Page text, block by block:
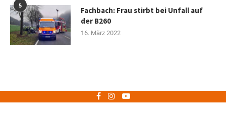
5
Fachbach: Frau stirbt bei Unfall auf
der B260
16. März 2022